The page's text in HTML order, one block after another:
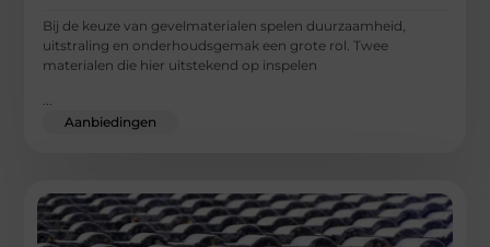
Bij de keuze van gevelmaterialen spelen duurzaamheid,
uitstraling en onderhoudsgemak een grote rol. Twee
materialen die hier uitstekend op inspelen
...
Aanbiedingen